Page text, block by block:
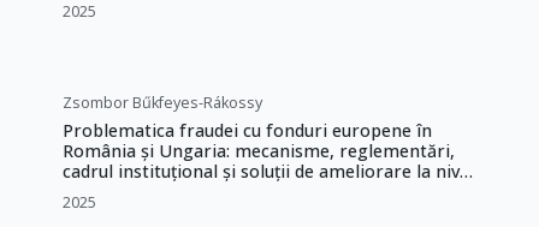
2025
Zsombor Bűkfeyes-Rákossy
Problematica fraudei cu fonduri europene în
România și Ungaria: mecanisme, reglementări,
cadrul instituțional și soluții de ameliorare la nivel
european și național
2025